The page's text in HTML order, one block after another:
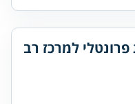
למרכז רב